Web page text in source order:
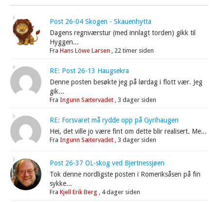
Post 26-04 Skogen - Skauenhytta
Dagens regnværstur (med innlagt torden) gikk til
Hyggen...
FraHans Löwe Larsen , 22 timer siden
RE: Post 26-13 Haugsekra
Denne posten besøkte jeg på lørdag i flott vær. Jeg
gik...
FraIngunn Sætervadet ,3 dager siden
RE: Forsvaret må rydde opp på Gyrihaugen
Hei, det ville jo være fint om dette blir realisert. Me...
FraIngunn Sætervadet ,3 dager siden
Post 26-37 OL-skog ved Bjertnessjøen
Tok denne nordligste posten i Romeriksåsen på fin
sykke...
FraKjell Erik Berg , 4 dager siden